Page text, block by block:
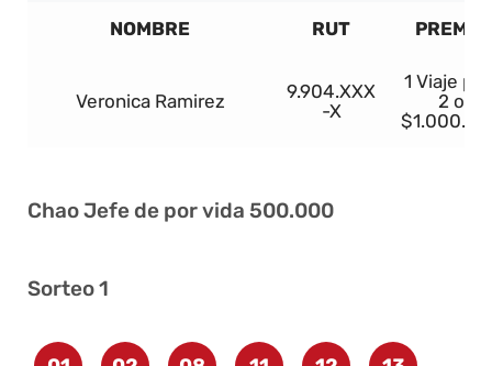
NOMBRE RUT PREMIO
Veronica Ramirez
9.904.XXX
-X
1 Viaje
2 o
Chao Jefe de por vida 500.000
Sorteo 1